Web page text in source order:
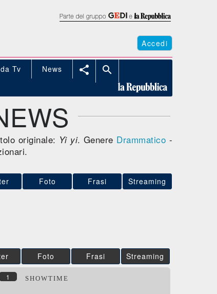
Accedi
Tv News  
originale: Yi yi. Genere Drammatico -
Foto Frasi Streaming
Foto Frasi Streaming
1 SHOWTIME